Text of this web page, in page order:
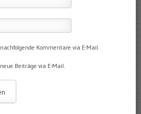
Kommentare via E-Mail.
Beiträge via E-Mail.